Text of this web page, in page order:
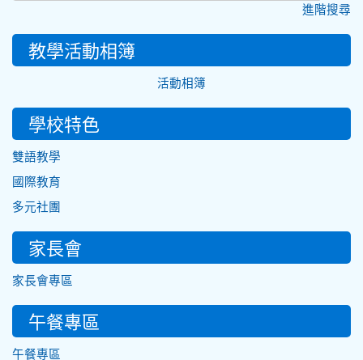
進階搜尋
教學活動相簿
活動相簿
學校特色
雙語教學
國際教育
多元社團
家長會
家長會專區
午餐專區
午餐專區